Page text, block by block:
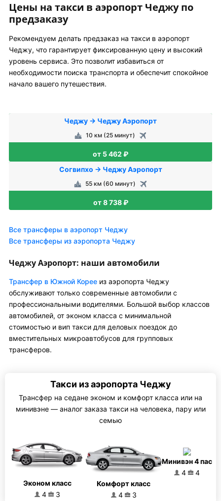
Цены на такси в аэропорт Чеджу по
предзаказу
Рекомендуем делать предзаказ на такси в аэропорт
Чеджу, что гарантирует фиксированную цену и высокий
уровень сервиса. Это позволит избавиться от
необходимости поиска транспорта и обеспечит спокойное
начало вашего путешествия.
Чеджу → Чеджу Аэропорт
10 км (25 минут)
от 5 462 ₽
Согвипхо → Чеджу Аэропорт
55 км (60 минут)
от 8 738 ₽
Все трансферы в аэропорт Чеджу
Все трансферы из аэропорта Чеджу
Чеджу Аэропорт: наши автомобили
Трансфер в Южной Корее из аэропорта Чеджу
обслуживают только современные автомобили с
профессиональными водителями. Большой выбор классов
автомобилей, от эконом класса с минимальной
стоимостью и вип такси для деловых поездок до
вместительных микроавтобусов для групповых
трансферов.
Такси из аэропорта Чеджу
Трансфер на седане эконом и комфорт класса или на
минивэне — аналог заказа такси на человека, пару или
семью
Эконом класс
4
3
Комфорт класс
4
3
Минивэн 4 пас
4
4